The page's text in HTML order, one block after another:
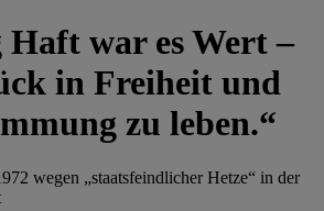
Haft war es Wert –
in Freiheit und
zu leben.“
wegen „staatsfeindlicher Hetze“ in der